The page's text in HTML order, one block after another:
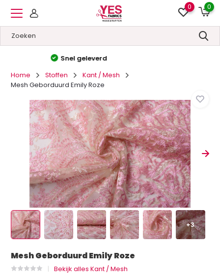
0 0
Hoge kwaliteit
Home
Stoffen
Kant / Mesh
Mesh Geborduurd Emily Roze
+3
Mesh Geborduurd Emily Roze
Bekijk alles Kant / Mesh